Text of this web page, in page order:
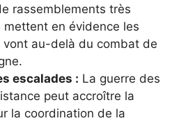
rassemblements très
mettent en évidence les
vont au-delà du combat de
escalades : La guerre des
peut accroître la
la coordination de la